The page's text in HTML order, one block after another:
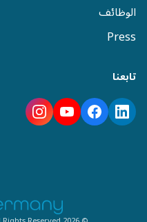
الوظائف
Press
تابعنا